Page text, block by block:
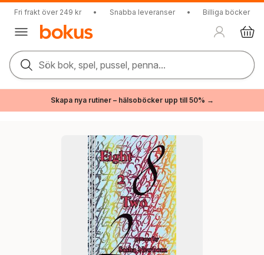
Fri frakt över 249 kr • Snabba leveranser • Billiga böcker
Sök bok, spel, pussel, penna...
Skapa nya rutiner – hälsoböcker upp till 50% →